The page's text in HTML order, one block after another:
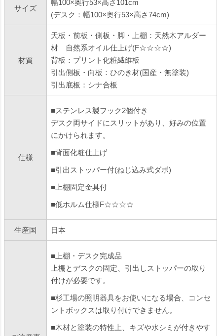
サイズ
幅100×奥行53×高さ101cm
(デスク：幅100×奥行53×高さ74cm)
材質
天板・前板・側板・脚・上棚：天然木アルダー
材 自然系オイル仕上げ(F☆☆☆☆)
背板：プリント化粧繊維板
引出側板・向板：ひのき材(国産・無塗装)
引出底板：シナ合板
仕様
■ステンレス製フック2個付き
デスク両サイドにスリットがあり、好みの位置
にかけられます。
■背面化粧仕上げ
■引出ストッパー付(ねじ込み式ダボ)
■上棚固定金具付
■低ホルム仕様F☆☆☆☆
生産国 日本
■上棚・デスク完成品
上棚とデスクの固定、引出しストッパーの取り
付けが必要です。
■杉工場の照明器具をお使いになる場合、コンセ
ントボックスは取り付けできません。
■木材と塗装の特性上、キズや水シミが付きやす